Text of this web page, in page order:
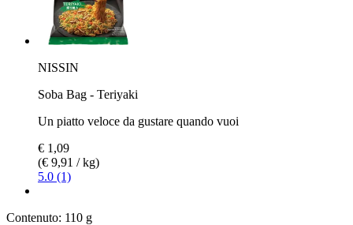
NISSIN
Soba Bag - Teriyaki
Un piatto veloce da gustare quando vuoi
€ 1,09
(€ 9,91 / kg)
5.0 (1)
Contenuto: 110 g